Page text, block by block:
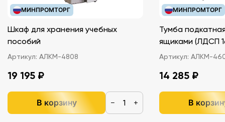
МИНПРОМТОРГ
Шкаф для хранения учебных
пособий
Артикул: АЛКМ-4808
19 195 ₽
В корзину − +
МИНПРОМТОРГ
Тумба
ящиками
Артикул: АЛКМ-
14 285 ₽
В